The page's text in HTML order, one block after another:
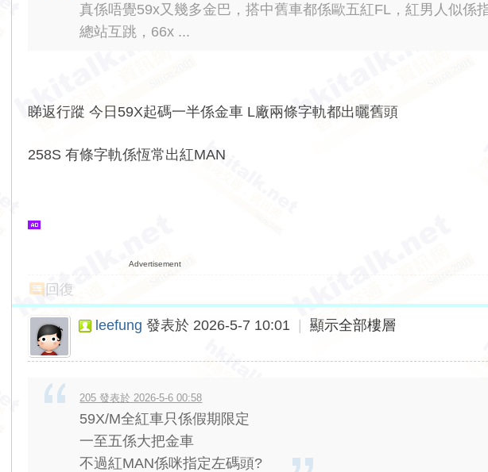
真係唔覺59x又幾多金巴，搭中舊車都係歐五紅FL，紅男人似係
總站互跳，66x ...
睇返行蹤 今日59X起碼一半係金車 L廠兩條字軌都出曬舊頭
258S 有條字軌係恆常出紅MAN
Advertisement
回復
leefung 發表於 2026-5-7 10:01 顯示全部樓層
205 發表於 2026-5-6 00:58
59X/M全紅車只係假期限定
一至五係大把金車
不過紅MAN係咪指定左碼頭?